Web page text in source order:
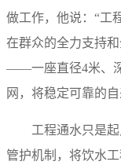
做工作，他说：“工
在群众的全力支持
——一座直径4米、
网，将稳定可靠的
工程通水只是
管护机制，将饮水